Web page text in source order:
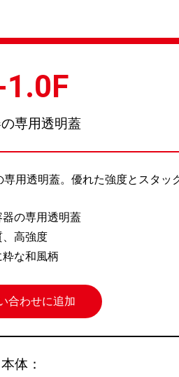
専用透明蓋
用透明蓋。優れた強度とスタッ
器の専用透明蓋
、高強度
な和風柄
合わせに追加
体：